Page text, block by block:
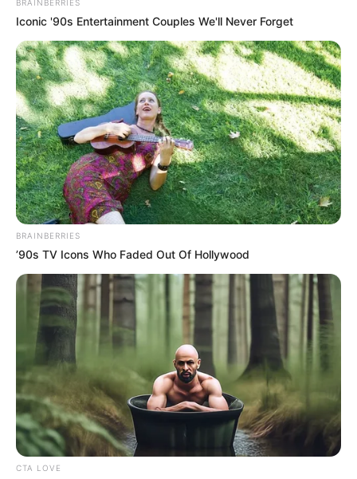
jókívánságokért és támogatásért. A gyerekek is
sokkolva fogadták a hírt, de bíznak édesapjuk
erősségében és kitartásában.
A merénylet politikai indíttatása miatt a család
arra is felhívta a figyelmet, hogy az ilyen
támadások veszélyeztetik a demokráciát és a
szólásszabadságot. A család együttérzését
fejezte ki mindazokkal, akiket hasonló tragédiák
értek, és reménykednek abban, hogy az
igazságszolgáltatás gyorsan lépéseket tesz a
felelősök felkutatására és megbüntetésére​.
BRAINBERRIES
Iconic '90s Entertainment Couples We'll Never Forget
BRAINBERRIES
’90s TV Icons Who Faded Out Of Hollywood
CTA LOVE